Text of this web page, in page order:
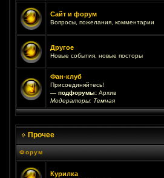
Сайт и форум
Вопросы, пожелания, комментарии
Другое
Новые события, новые посторы
Фан-клуб
Присоединяйтесь!
— подфорумы: Архив
Модераторы: Темная
Прочее
Форум
Курилка